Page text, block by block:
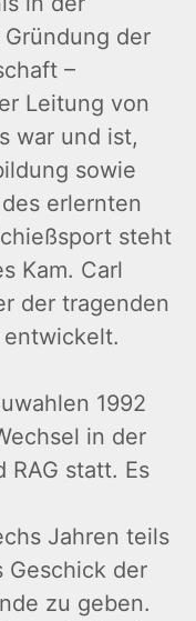
der
–
Leitung von
war und ist,
sowie
erlernten
steht
Kam. Carl
der tragenden
entwickelt.
1992
in der
RAG statt. Es
Jahren teils
Geschick der
zu geben.